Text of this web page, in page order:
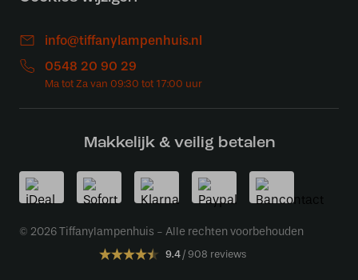
info@tiffanylampenhuis.nl
0548 20 90 29
Makkelijk & veilig betalen
© 2026 Tiffanylampenhuis - Alle rechten voorbehouden
9.4 908 reviews